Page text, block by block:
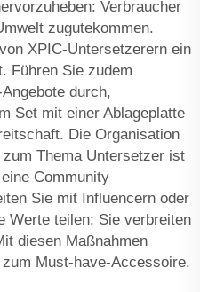
Verbraucher
zugutekommen.
XPIC-Untersetzerern ein
Führen Sie zudem
durch,
Set mit einer Ablageplatte
Die Organisation
Thema Untersetzer ist
Community
Sie mit Influencern oder
Werte teilen: Sie verbreiten
diesen Maßnahmen
Must-have-Accessoire.